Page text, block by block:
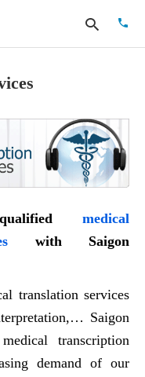
Type
your
query
and
hit
medical
with Saigon
translation services
Saigon
transcription
demand of our